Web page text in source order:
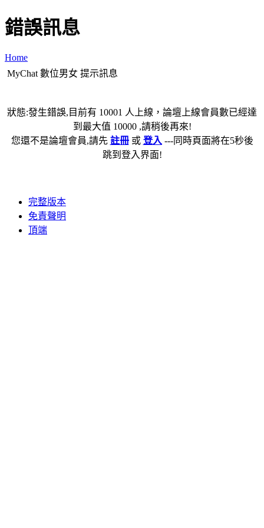
錯誤訊息
Home
MyChat 數位男女 提示訊息
狀態:發生錯誤,目前有 10001 人上線，論壇上線會員數已經達
到最大值 10000 ,請稍後再來!
您還不是論壇會員,請先 註冊或 登入 ---同時頁面將在5秒後
跳到登入界面!
完整版本
免責聲明
頂端